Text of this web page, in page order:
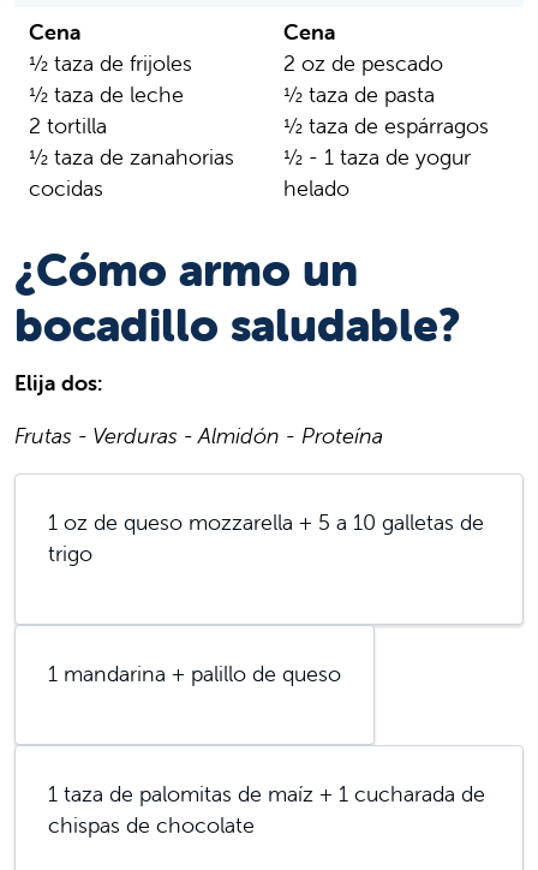
Cena
½ taza de frijoles
½ taza de leche
2 tortilla
½ taza de zanahorias
cocidas
Cena
2 oz de pescado
½ taza de pasta
½ taza de espárragos
½ - 1 taza de yogur
helado
¿Cómo armo un
bocadillo saludable?
Elija dos:
Frutas - Verduras - Almidón - Proteína
1 oz de queso mozzarella + 5 a 10 galletas de
trigo
1 mandarina + palillo de queso
1 taza de palomitas de maíz + 1 cucharada de
chispas de chocolate